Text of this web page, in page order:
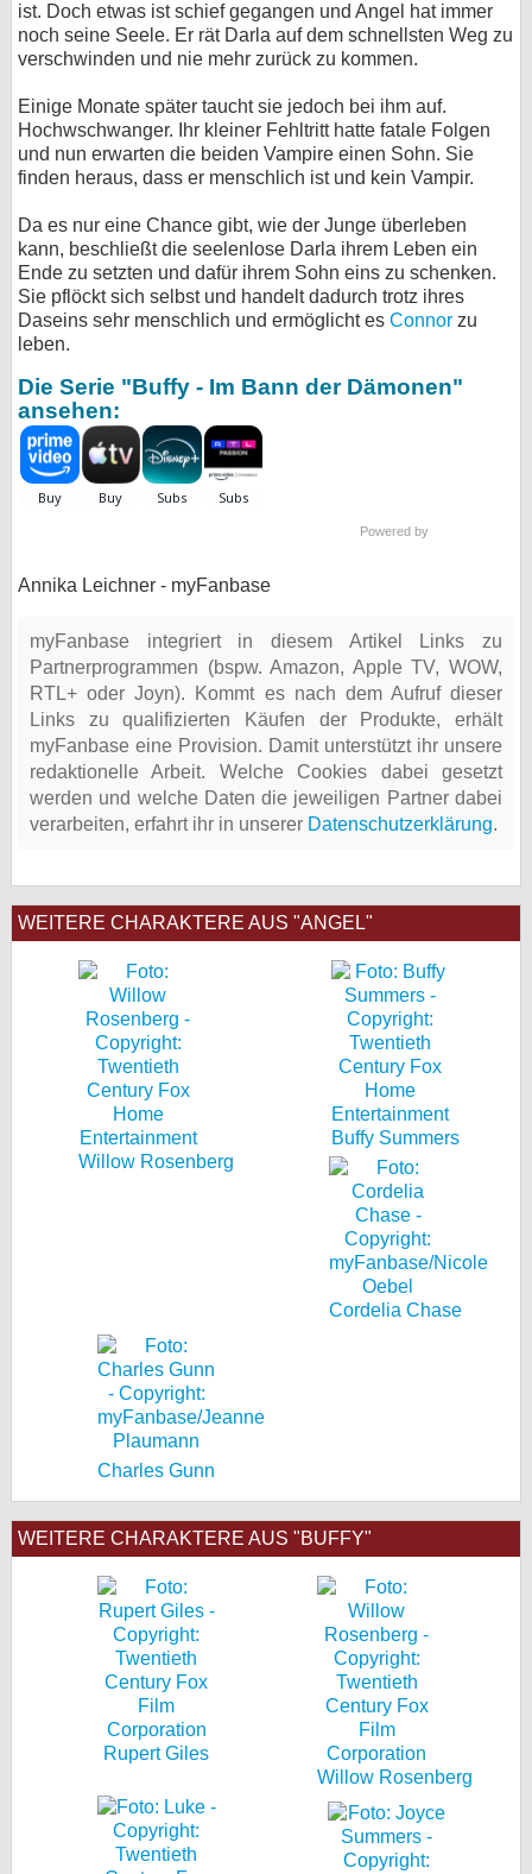
ist. Doch etwas ist schief gegangen und Angel hat immer
noch seine Seele. Er rät Darla auf dem schnellsten Weg zu
verschwinden und nie mehr zurück zu kommen.
Einige Monate später taucht sie jedoch bei ihm auf.
Hochwschwanger. Ihr kleiner Fehltritt hatte fatale Folgen
und nun erwarten die beiden Vampire einen Sohn. Sie
finden heraus, dass er menschlich ist und kein Vampir.
Da es nur eine Chance gibt, wie der Junge überleben
kann, beschließt die seelenlose Darla ihrem Leben ein
Ende zu setzten und dafür ihrem Sohn eins zu schenken.
Sie pflöckt sich selbst und handelt dadurch trotz ihres
Daseins sehr menschlich und ermöglicht es Connor zu
leben.
Die Serie "Buffy - Im Bann der Dämonen"
ansehen:
Powered by
Annika Leichner - myFanbase
myFanbase integriert in diesem Artikel Links zu
Partnerprogrammen (bspw. Amazon, Apple TV, WOW,
RTL+ oder Joyn). Kommt es nach dem Aufruf dieser
Links zu qualifizierten Käufen der Produkte, erhält
myFanbase eine Provision. Damit unterstützt ihr unsere
redaktionelle Arbeit. Welche Cookies dabei gesetzt
werden und welche Daten die jeweiligen Partner dabei
verarbeiten, erfahrt ihr in unserer Datenschutzerklärung.
WEITERE CHARAKTERE AUS "ANGEL"
Willow Rosenberg
Buffy Summers
Cordelia Chase
Charles Gunn
WEITERE CHARAKTERE AUS "BUFFY"
Rupert Giles
Willow Rosenberg